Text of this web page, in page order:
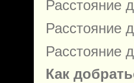
Расстояние
Расстояние
Расстояние
Как